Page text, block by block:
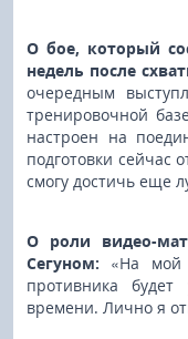
О бое, который
недель после
очередным
тренировочной
настроен на
подготовки сейчас
смогу достичь еще
О роли видео-
Сегуном: «На мой
противника
времени. Лично я